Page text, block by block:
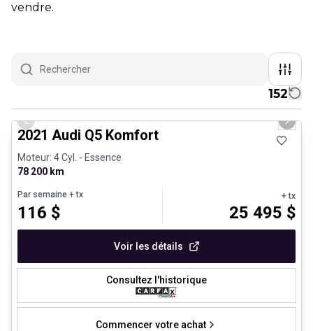
vendre.
152
1/23
Previous slide Next
2021 Audi Q5 Komfort
Moteur: 4 Cyl. - Essence
78 200 km
Par semaine + tx
116 $
+ tx
25 495 $
Voir les détails
Consultez l'historique
Commencer votre achat